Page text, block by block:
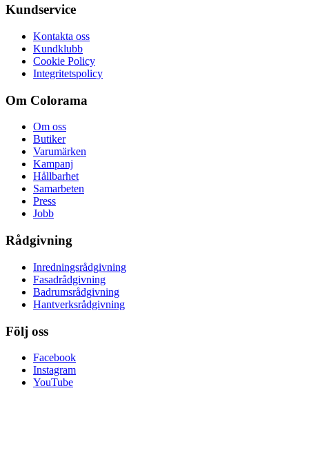
Kundservice
Kontakta oss
Kundklubb
Cookie Policy
Integritetspolicy
Om Colorama
Om oss
Butiker
Varumärken
Kampanj
Hållbarhet
Samarbeten
Press
Jobb
Rådgivning
Inredningsrådgivning
Fasadrådgivning
Badrumsrådgivning
Hantverksrådgivning
Följ oss
Facebook
Instagram
YouTube